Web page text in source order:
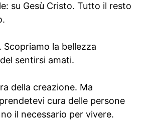
su Gesù Cristo. Tutto il resto
Scopriamo la bellezza
del sentirsi amati.
della creazione. Ma
cura delle persone
il necessario per vivere.